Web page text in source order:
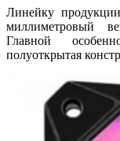
Линейку
миллиметровый
Главной
полуоткрытая